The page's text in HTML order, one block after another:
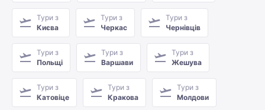
Тури з
Києва
Тури з
Черкас
Тури з
Чернівців
Тури з
Польщі
Тури з
Варшави
Тури з
Жешува
Тури з
Катовіце
Тури з
Кракова
Тури з
Молдови